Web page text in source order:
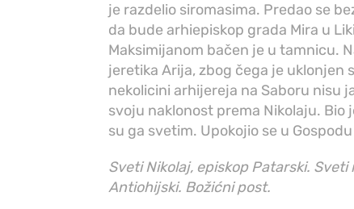
je razdelio siromasima. Predao se
da bude arhiepiskop grada Mira u
Maksimijanom bačen je u tamnicu.
jeretika Arija, zbog čega je uklonjen
nekolicini arhijereja na Saboru nisu
svoju naklonost prema Nikolaju.
su ga svetim. Upokojio se u
Sveti Nikolaj, episkop Patarski.
Antiohijski. Božićni post.